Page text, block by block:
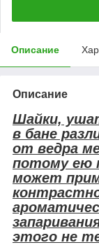
Описание
Описание
Шайки,
в бане
от ведра
потому ею
может
этого не